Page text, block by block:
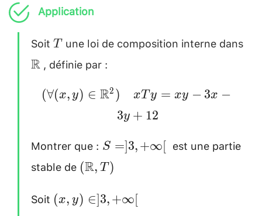
Application
SoitT
T une loi de composition interne dans
\mathbb{R}
R, définie par :
(\forall (x, y)
) \quad
xTy=xy-3x-
(∀(x, y) ∈ R2 ) xT y = xy − 3x −
3y + 12
Montrer que : ~ S=]3,
+\infty[~
S =]3,+∞[ est une partie
stable de (\mathbb{R}
[0.3cm]
(R, T )
Soit (x,y)
(x, y) ∈]3,+∞[